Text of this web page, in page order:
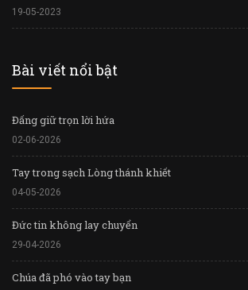
19-05-2023
Bài viết nổi bật
Đấng giữ trọn lời hứa
02-06-2026
Tay trong sạch Lòng thánh khiết
04-05-2026
Đức tin không lay chuyển
29-04-2026
Chúa đã phó vào tay bạn